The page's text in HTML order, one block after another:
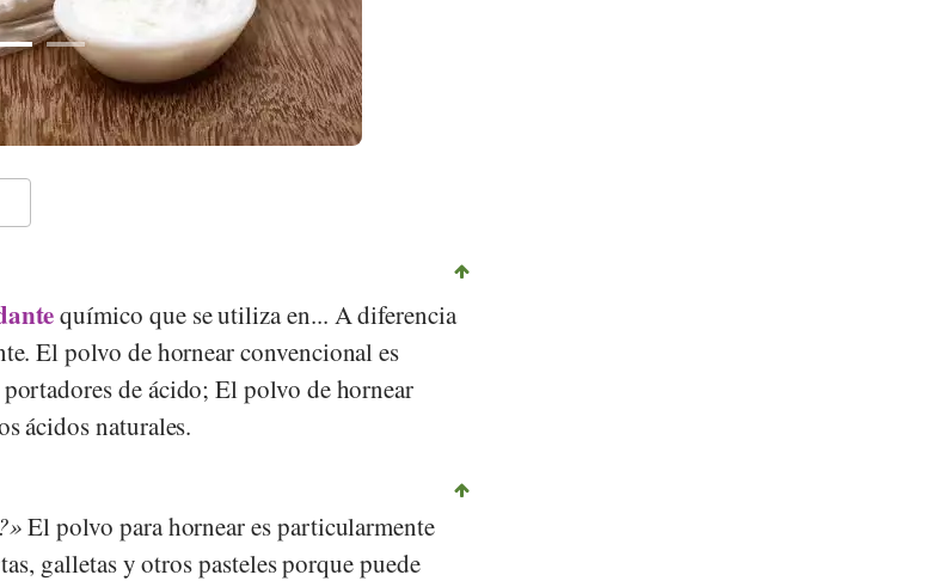
G+E Schweiz
químico que se utiliza en... A diferencia
El polvo de hornear convencional es
de ácido; El polvo de hornear
ácidos naturales.
El polvo para hornear es particularmente
galletas y otros pasteles porque puede